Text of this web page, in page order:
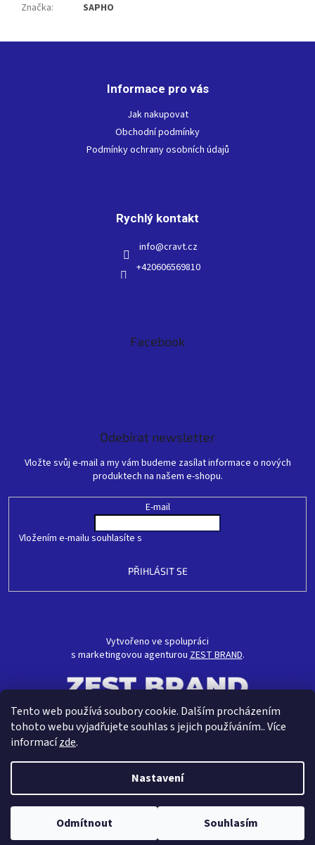
Tento web používá soubory cookie. Dalším procházením
tohoto webu vyjadřujete souhlas s jejich používáním.. Více
informacízde.
Nastavení
Odmítnout Souhlasím
Značka: SAPHO
Informace pro vás
Jak nakupovat
Obchodní podmínky
Podmínky ochrany osobních údajů
Rychlý kontakt
info@cravt.cz
+420606569810
Facebook
Odebírat newsletter
Vložte svůj e-mail a my vám budeme zasílat informace o nových
produktech na našem e-shopu.
E-mail
Vložením e-mailu souhlasíte s
PŘIHLÁSIT SE
Vytvořeno ve spolupráci
s marketingovou agenturouZEST BRAND.
Vytvořil Shoptet
Copyright 2026CRAVT koupelny s.r.o. . Všechna práva vyhrazena.